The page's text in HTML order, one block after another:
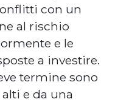
con un
al rischio
e le
a investire.
termine sono
e da una